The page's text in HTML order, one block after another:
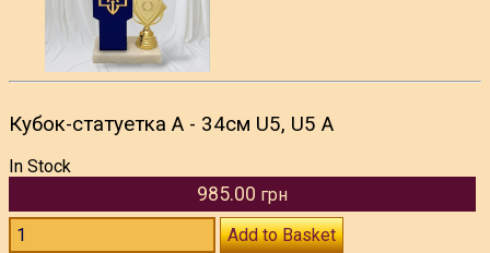
Кубок-статуетка A - 34см U5, U5 А
In Stock
985.00 грн
Add to Basket